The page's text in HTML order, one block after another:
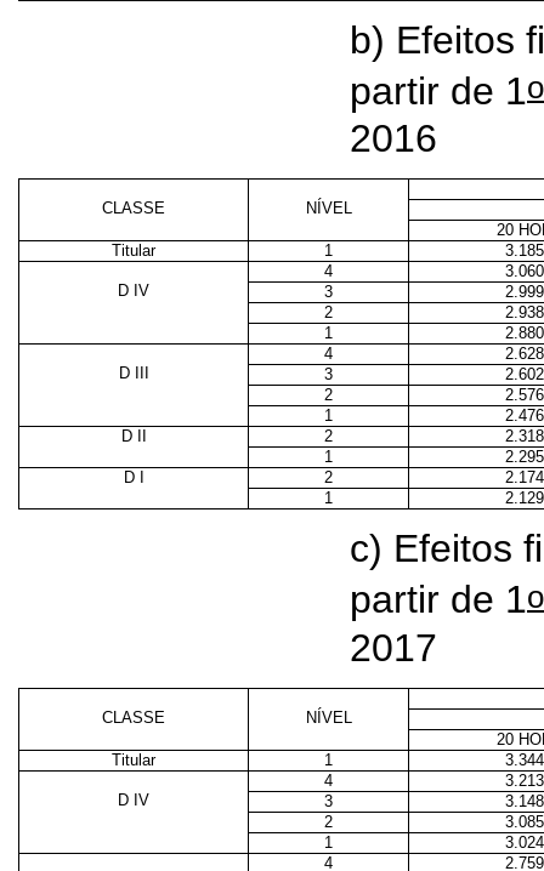
b) Efeitos
partir de 1o
2016
CLASSE
NÍVEL
20
Titular
1
4
D IV
3
2
1
4
D III
3
2
1
D II
2
1
D I
2
1
c) Efeitos
partir de 1o
2017
CLASSE
NÍVEL
20
Titular
1
4
D IV
3
2
1
4